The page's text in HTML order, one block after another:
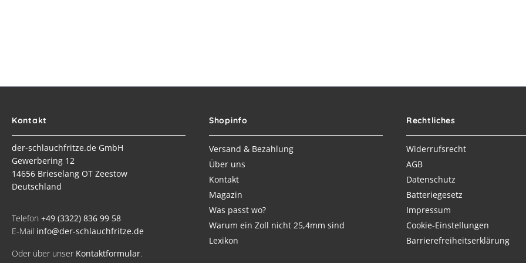
Kontakt
der-schlauchfritze.de GmbH
Gewerbering 12
14656 Brieselang OT Zeestow
Deutschland
Telefon +49 (3322) 836 99 58
E-Mail info@der-schlauchfritze.de
Oder über unser Kontaktformular.
Shopinfo
Versand & Bezahlung
Über uns
Kontakt
Magazin
Was passt wo?
Warum ein Zoll nicht 25,4mm sind
Lexikon
Rechtliches
Widerrufsrecht
AGB
Datenschutz
Batteriegesetz
Impressum
Cookie-Einstellungen
Barrierefreiheitserklärung